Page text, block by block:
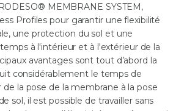
MEMBRANE SYSTEM,
Profiles pour garantir une flexibilité
une protection du sol et une
à l'intérieur et à l'extérieur de la
avantages sont tout d’abord la
considérablement le temps de
la pose de la membrane à la pose
sol, il est possible de travailler sans